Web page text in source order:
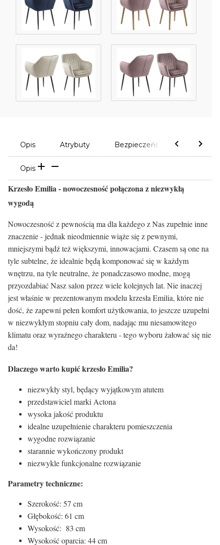
Opis Atrybuty Bezpieczeństwo
Opis
Krzesło Emilia - nowoczesność połączona z niezwykłą
wygodą
Nowoczesność z pewnością ma dla każdego z Nas zupełnie inne
znaczenie - jednak nieodmiennie wiąże się z pewnymi,
mniejszymi bądź też większymi, innowacjami. Czasem są one na
tyle subtelne, że idealnie będą komponować się w każdym
wnętrzu, na tyle neutralne, że ponadczasowo modne, mogą
przyozdabiać Nasz salon przez wiele kolejnych lat. Nie inaczej
jest właśnie w prezentowanym modelu krzesła Emilia, które nie
dość, że zapewni pełen komfort użytkowania, to jeszcze uzupełni
w niezwykłym stopniu cały dom, nadając mu niesamowitego
klimatu oraz wyraźnego charakteru - tego wyboru żałować się nie
da!
Dlaczego warto kupić krzesło Emilia?
niezwykły styl, będący wyjątkowym atutem
przedstawiciel marki Actona
wysoka jakość produktu
idealne uzupełnienie charakteru pomieszczenia
wygodne rozwiązanie
starannie wykończony produkt
niezwykle funkcjonalne rozwiązanie
Parametry techniczne:
Szerokość: 57 cm
Głębokość: 61 cm
Wysokość: 83 cm
Wysokość oparcia: 44 cm